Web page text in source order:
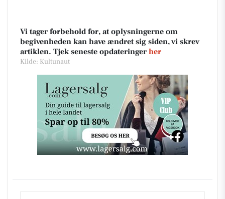
Vi tager forbehold for, at oplysningerne om
begivenheden kan have ændret sig siden, vi skrev
artiklen. Tjek seneste opdateringer her
Kilde: Kultunaut